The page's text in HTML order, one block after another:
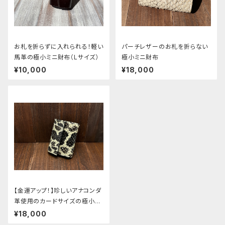
お札を折らずに入れられる！軽い
馬革の極小ミニ財布（Lサイズ）
¥10,000
パーチレザーのお札を折らない
極小ミニ財布
¥18,000
【金運アップ！】珍しいアナコンダ
革使用のカードサイズの極小ミ
ニ財布
¥18,000